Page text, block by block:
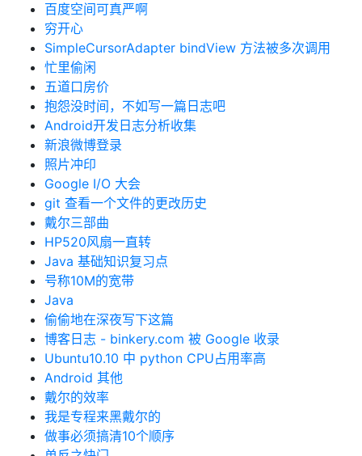
百度空间可真严啊
穷开心
SimpleCursorAdapter bindView 方法被多次调用
忙里偷闲
五道口房价
抱怨没时间，不如写一篇日志吧
Android开发日志分析收集
新浪微博登录
照片冲印
Google I/O 大会
git 查看一个文件的更改历史
戴尔三部曲
HP520风扇一直转
Java 基础知识复习点
号称10M的宽带
Java
偷偷地在深夜写下这篇
博客日志 - binkery.com 被 Google 收录
Ubuntu10.10 中 python CPU占用率高
Android 其他
戴尔的效率
我是专程来黑戴尔的
做事必须搞清10个顺序